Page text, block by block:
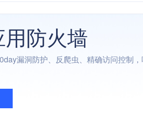
防火墙
漏洞防护、反爬虫、精确访问控制